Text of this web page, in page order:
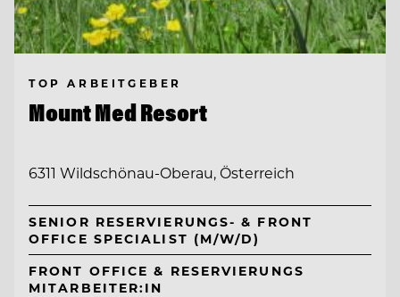
TOP ARBEITGEBER
Mount Med Resort
6311 Wildschönau-Oberau, Österreich
SENIOR RESERVIERUNGS- & FRONT
OFFICE SPECIALIST (M/W/D)
FRONT OFFICE & RESERVIERUNGS
MITARBEITER:IN